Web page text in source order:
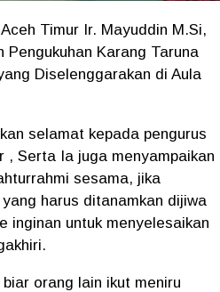
Timur Ir. Mayuddin M.Si,
Pengukuhan Karang Taruna
Diselenggarakan di Aula
selamat kepada pengurus
, Serta Ia juga menyampaikan
sesama, jika
harus ditanamkan dijiwa
inginan untuk menyelesaikan
orang lain ikut meniru